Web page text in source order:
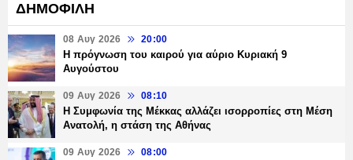
ΔΗΜΟΦΙΛΗ
08 Αυγ 2026 20:00
Η πρόγνωση του καιρού για αύριο Κυριακή 9
Αυγούστου
09 Αυγ 2026 08:10
Η Συμφωνία της Μέκκας αλλάζει ισορροπίες στη Μέση
Ανατολή, η στάση της Αθήνας
09 Αυγ 2026 08:00